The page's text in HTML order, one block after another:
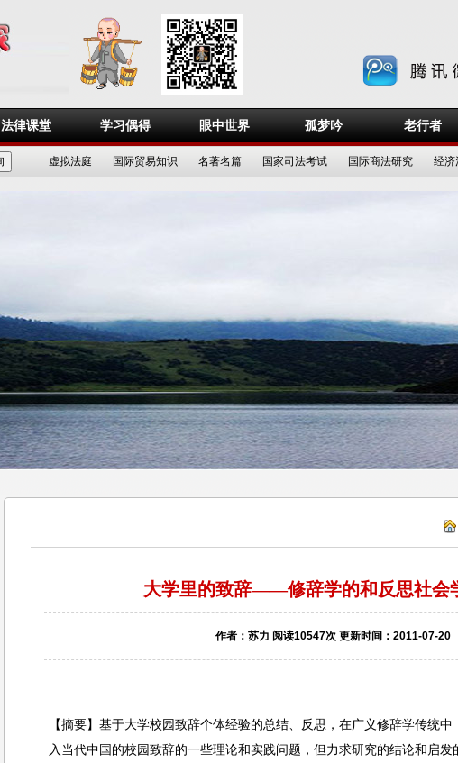
法律课堂 学习偶得 眼中世界 孤梦吟 老行者
虚拟法庭 国际贸易知识 名著名篇 国家司法考试 国际商法研究 经济
大学里的致辞——修辞学的和反思社会
作者：苏力 阅读10547次 更新时间：2011-07-20
【摘要】基于大学校园致辞个体经验的总结、反思，在广义修辞学传统
入当代中国的校园致辞的一些理论和实践问题，但力求研究的结论和启